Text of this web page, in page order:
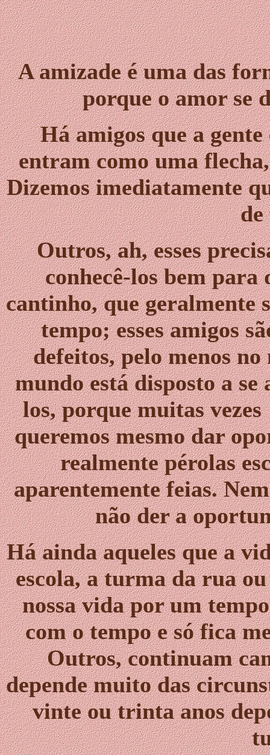
A amizade é uma das
porque o amor se
Há amigos que a
entram como uma
Dizemos imediatamente
Outros, ah, esses
conhecê-los bem
cantinho, que geralmente
tempo; esses amigos
defeitos, pelo menos
mundo está disposto a
los, porque muitas
queremos mesmo dar
realmente pérolas
aparentemente feias.
não der a
Há ainda aqueles que a
escola, a turma da rua
nossa vida por um
com o tempo e só fica
Outros, continuam
depende muito das
vinte ou trinta anos